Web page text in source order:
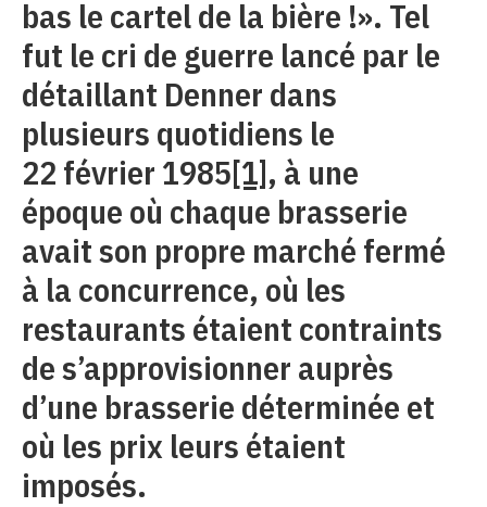
bas le cartel de la bière !». Tel
fut le cri de guerre lancé par le
détaillant Denner dans
plusieurs quotidiens le
22 février 1985[1], à une
époque où chaque brasserie
avait son propre marché fermé
à la concurrence, où les
restaurants étaient contraints
de s’approvisionner auprès
d’une brasserie déterminée et
où les prix leurs étaient
imposés.